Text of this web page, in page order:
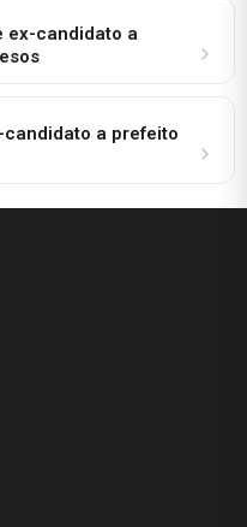
ex-candidato a
a prefeito